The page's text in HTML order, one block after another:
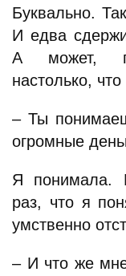
Буквально.
И едва
А может,
настолько,
– Ты
огромные
Я понимала.
раз, что я
умственно
– И что же